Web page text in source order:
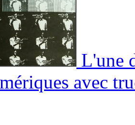
L'une
avec